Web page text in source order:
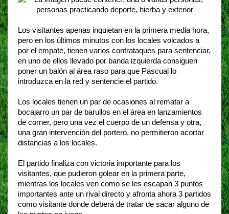
Los visitantes apenas inquietan en la primera media hora,
pero en los últimos minutos con los locales volcados a
por el empate, tienen varios contrataques para sentenciar,
en uno de ellos llevado por banda izquierda consiguen
poner un balón al área raso para que Pascual lo
introduzca en la red y sentencie el partido.
Los locales tienen un par de ocasiones al rematar a
bocajarro un par de barullos en el área en lanzamientos
de corner, pero una vez el cuerpo de un defensa y otra,
una gran intervención del portero, no permitieron acortar
distancias a los locales.
El partido finaliza con victoria importante para los
visitantes, que pudieron golear en la primera parte,
mientras los locales ven como se les escapan 3 puntos
importantes ante un rival directo y afronta ahora 3 partidos
como visitante donde deberá de tratar de sacar alguno de